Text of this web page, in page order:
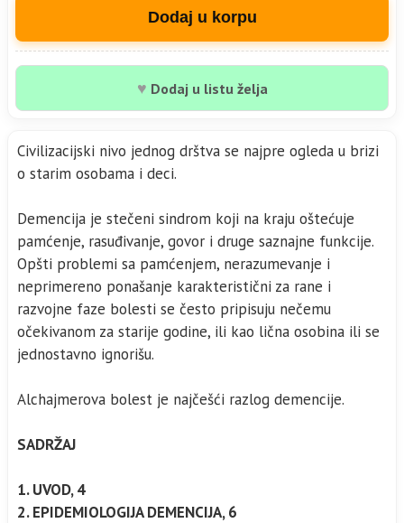
Dodaj u korpu
♥ Dodaj u listu želja
Civilizacijski nivo jednog drštva se najpre ogleda u brizi
o starim osobama i deci.
Demencija je stečeni sindrom koji na kraju oštećuje
pamćenje, rasuđivanje, govor i druge saznajne funkcije.
Opšti problemi sa pamćenjem, nerazumevanje i
neprimereno ponašanje karakteristični za rane i
razvojne faze bolesti se često pripisuju nečemu
očekivanom za starije godine, ili kao lična osobina ili se
jednostavno ignorišu.
Alchajmerova bolest je najčešći razlog demencije.
SADRŽAJ
1. UVOD, 4
2. EPIDEMIOLOGIJA DEMENCIJA, 6